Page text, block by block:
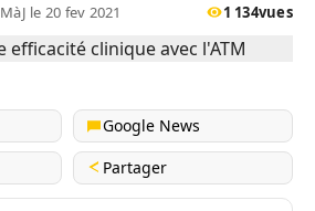
MàJ le 20 fev 2021 1 134vues
Google News
Partager